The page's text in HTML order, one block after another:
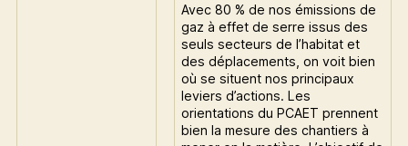
Avec 80 % de nos émissions de
gaz à effet de serre issus des
seuls secteurs de l’habitat et
des déplacements, on voit bien
où se situent nos principaux
leviers d’actions. Les
orientations du PCAET prennent
bien la mesure des chantiers à